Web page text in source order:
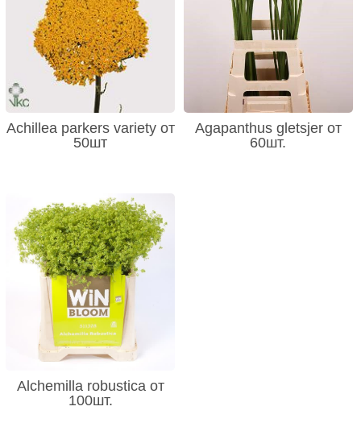
Achillea parkers variety от
50шт
Agapanthus gletsjer от
60шт.
Alchemilla robustica от
100шт.